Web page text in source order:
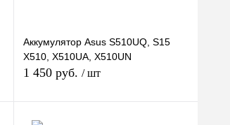
Аккумулятор Asus S510UQ, S15
X510, X510UA, X510UN
1 450 руб. / шт